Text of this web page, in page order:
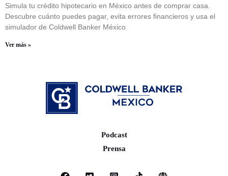
Simula tu crédito hipotecario en México antes de comprar casa.
Descubre cuánto puedes pagar, evita errores financieros y usa el
simulador de Coldwell Banker México.
Ver más »
Podcast
Prensa